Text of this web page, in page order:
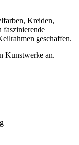
Kreiden,
faszinierende
geschaffen.
Kunstwerke an.